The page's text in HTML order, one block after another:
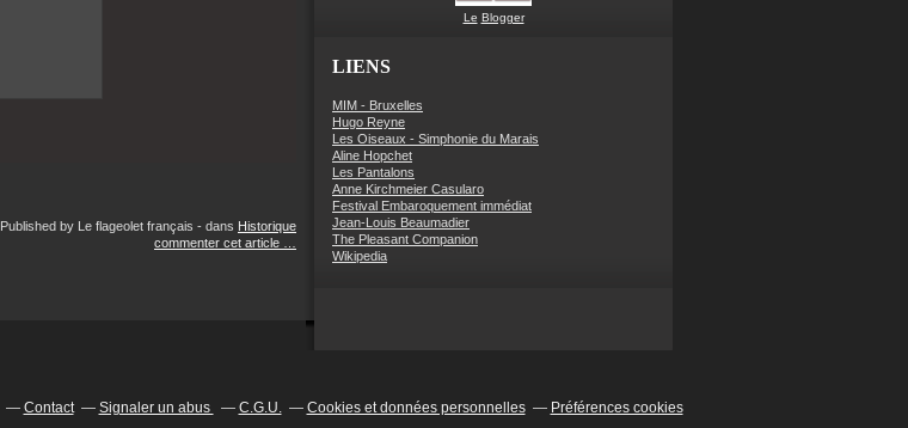
Published by Le flageolet français - dans Historique
commenter cet article
Le Blogger
LIENS
MIM - Bruxelles
Hugo Reyne
Les Oiseaux - Simphonie du Marais
Aline Hopchet
Les Pantalons
Anne Kirchmeier Casularo
Festival Embaroquement immédiat
Jean-Louis Beaumadier
The Pleasant Companion
Wikipedia
Contact Signaler un abus C.G.U. Cookies et données personnelles Préférences cookies